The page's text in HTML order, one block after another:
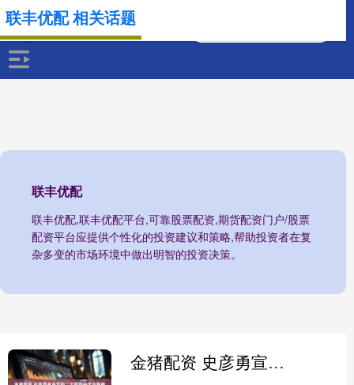
联丰优配
联丰优配,联丰优配平台,可靠股票配资,期货配资门户/股票
配资平台应提供个性化的投资建议和策略,帮助投资者在复
杂多变的市场环境中做出明智的投资决策。
联丰优配 相关话题
金猪配资 史彦勇宣讲党的二十届四中全会精神